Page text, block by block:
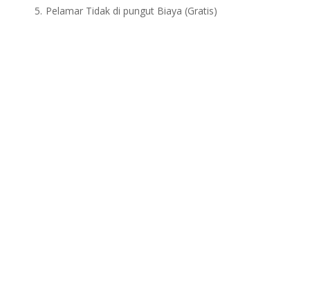
Pelamar Tidak di pungut Biaya (Gratis)